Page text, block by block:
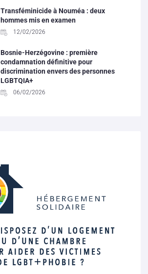
Transféminicide à Nouméa : deux
hommes mis en examen
12/02/2026
Bosnie-Herzégovine : première
condamnation définitive pour
discrimination envers des personnes
LGBTQIA+
06/02/2026